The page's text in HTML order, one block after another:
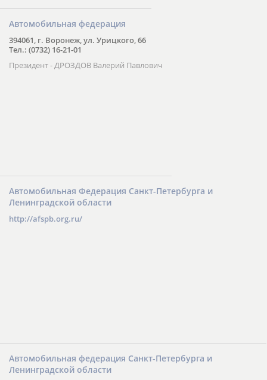
Автомобильная федерация
394061, г. Воронеж, ул. Урицкого, 66
Тел.: (0732) 16-21-01
Президент - ДРОЗДОВ Валерий Павлович
Автомобильная Федерация Санкт-Петербурга и
Ленинградской области
http://afspb.org.ru/
Автомобильная федерация Санкт-Петербурга и
Ленинградской области